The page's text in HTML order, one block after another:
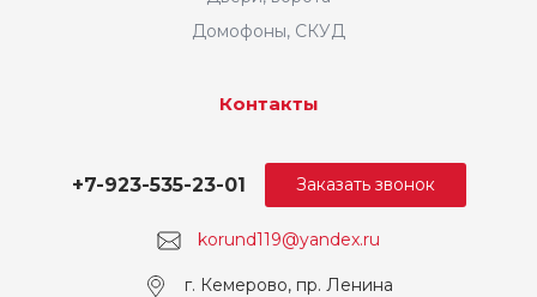
Домофоны, СКУД
Контакты
korund119@yandex.ru
+7-923-535-23-01
г. Кемерово, пр. Ленина
Заказать звонок